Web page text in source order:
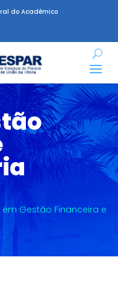
do Acadêmico
em Gestão Financeira e